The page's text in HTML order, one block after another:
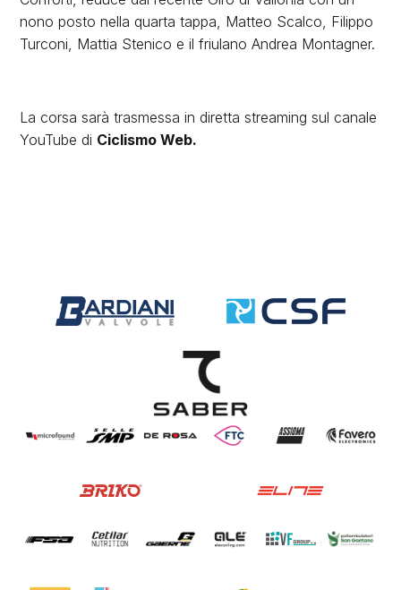
nono posto nella quarta tappa, Matteo Scalco, Filippo
Turconi, Mattia Stenico e il friulano Andrea Montagner.
La corsa sarà trasmessa in diretta streaming sul canale
YouTube di Ciclismo Web.